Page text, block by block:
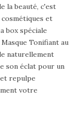
la beauté, c'est
et
box spéciale
Tonifiant au
naturellement
son éclat pour un
repulpe
votre